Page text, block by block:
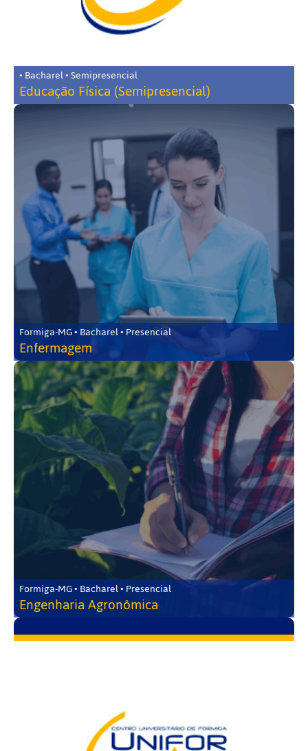
• Bacharel • Semipresencial
Educação Física (Semipresencial)
Formiga-MG • Bacharel • Presencial
Enfermagem
Formiga-MG • Bacharel • Presencial
Engenharia Agronômica